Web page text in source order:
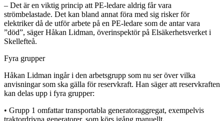
– Det är en viktig princip att PE-ledare aldrig får vara
strömbelastade. Det kan bland annat föra med sig risker för
elektriker då de utför arbete på en PE-ledare som de antar vara
”död”, säger Håkan Lidman, överinspektör på Elsäkerhetsverket i
Skellefteå.
Fyra grupper
Håkan Lidman ingår i den arbetsgrupp som nu ser över vilka
anvisningar som ska gälla för reservkraft. Han säger att reservkraften
kan delas upp i fyra grupper:
• Grupp 1 omfattar transportabla generatoraggregat, exempelvis
traktordrivna generatorer, som körs igång manuellt.